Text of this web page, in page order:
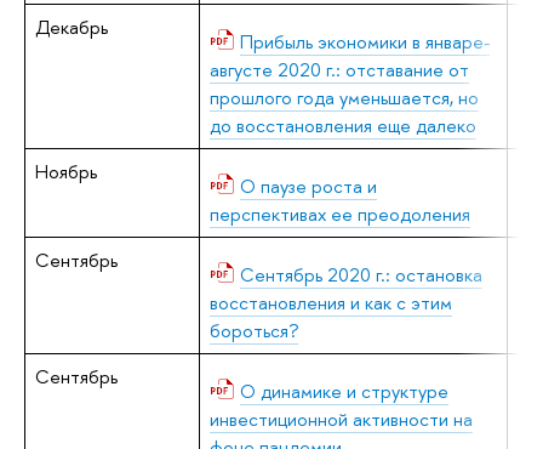
Декабрь
Прибыль экономики в январе-
августе 2020 г.: отставание от
прошлого года уменьшается, но
до восстановления еще далеко
Ноябрь
О паузе роста и
перспективах ее преодоления
Сентябрь
Сентябрь 2020 г.: остановка
восстановления и как с этим
бороться?
Сентябрь
О динамике и структуре
инвестиционной активности на